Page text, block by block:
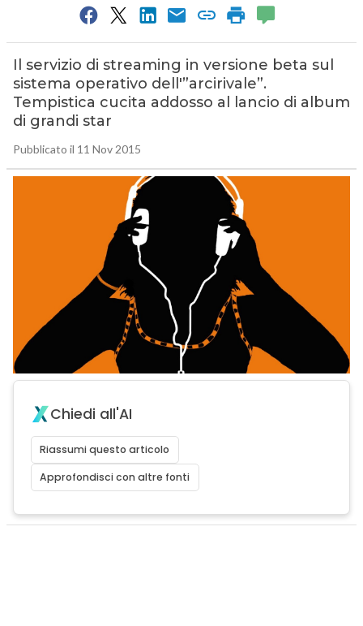
Il servizio di streaming in versione beta sul
sistema operativo dell'”arcirivale”.
Tempistica cucita addosso al lancio di album
di grandi star
Pubblicato il 11 Nov 2015
Chiedi all'AI
Riassumi questo articolo
Approfondisci con altre fonti